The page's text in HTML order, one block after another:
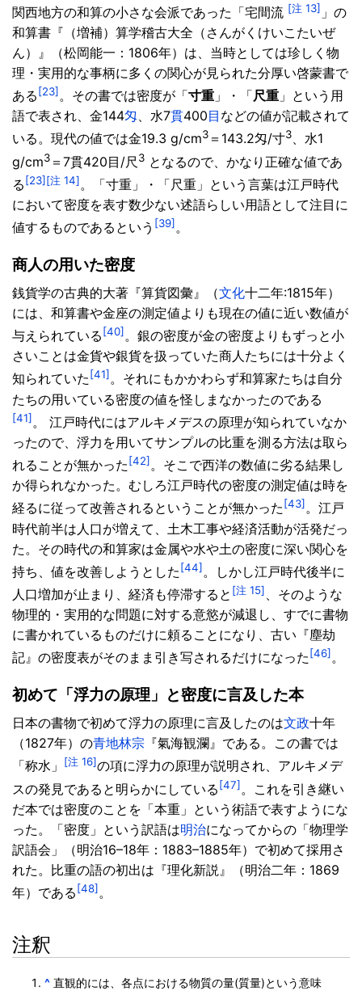
関西地方の和算の小さな会派であった「宅間流 [注 13] 」の
和算書『（増補）算学稽古大全（さんがくけいこたいぜ
ん）』（松岡能一：1806年）は、当時としては珍しく物
理・実用的な事柄に多くの関心が見られた分厚い啓蒙書で
ある [23] 。その書では密度が「寸重 」・「尺重 」という用
語で表され、金144匁、水7貫400目 などの値が記載されて
いる。現代の値では金19.3 g/cm3 ＝143.2匁/寸3、水1
g/cm3 ＝7貫420目/尺 3 となるので、かなり正確な値であ
る [23] [注 14]。「寸重」・「尺重」という言葉は江戸時代
において密度を表す数少ない述語らしい用語として注目に
値するものであるという [39] 。
商人の用いた密度
銭貨学の古典的大著『算貨図彙』（文化十二年:1815年）
には、和算書や金座の測定値よりも現在の値に近い数値が
与えられている [40] 。銀の密度が金の密度よりもずっと小
さいことは金貨や銀貨を扱っていた商人たちには十分よく
知られていた [41] 。それにもかかわらず和算家たちは自分
たちの用いている密度の値を怪しまなかったのである
[41] 。 江戸時代にはアルキメデスの原理が知られていなか
ったので、浮力を用いてサンプルの比重を測る方法は取ら
れることが無かった [42] 。そこで西洋の数値に劣る結果し
か得られなかった。むしろ江戸時代の密度の測定値は時を
経るに従って改善されるということが無かった [43] 。江戸
時代前半は人口が増えて、土木工事や経済活動が活発だっ
た。その時代の和算家は金属や水や土の密度に深い関心を
持ち、値を改善しようとした [44] 。しかし江戸時代後半に
人口増加が止まり、経済も停滞すると [注 15]、そのような
物理的・実用的な問題に対する意慾が減退し、すでに書物
に書かれているものだけに頼ることになり、古い『塵劫
記』の密度表がそのまま引き写されるだけになった [46] 。
初めて「浮力の原理」と密度に言及した本
日本の書物で初めて浮力の原理に言及したのは文政十年
（1827年）の青地林宗 『氣海観瀾』である。この書では
「称水」
[注 16]の項に浮力の原理が説明され、アルキメデ
スの発見であると明らかにしている [47] 。これを引き継い
だ本では密度のことを「本重」という術語で表すようにな
った。「密度」という訳語は明治になってからの「物理学
訳語会」（明治16–18年：1883–1885年）で初めて採用さ
れた。比重の語の初出は『理化新説』（明治二年：1869
年）である [48] 。
注釈
^ 直観的には、各点における物質の量(質量)という意味